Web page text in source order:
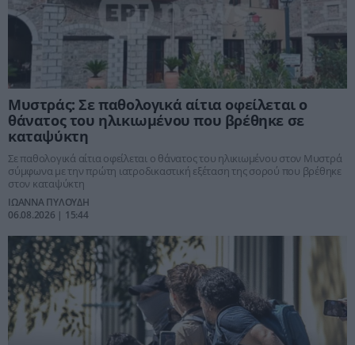
Μυστράς: Σε παθολογικά αίτια οφείλεται ο
θάνατος του ηλικιωμένου που βρέθηκε σε
καταψύκτη
Σε παθολογικά αίτια οφείλεται ο θάνατος του ηλικιωμένου στον Μυστρά
σύμφωνα με την πρώτη ιατροδικαστική εξέταση της σορού που βρέθηκε
στον καταψύκτη
ΙΩΑΝΝΑ ΠΥΛΟΥΔΗ
06.08.2026 | 15:44